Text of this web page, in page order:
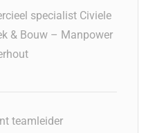
specialist Civiele
& Bouw – Manpower
teamleider